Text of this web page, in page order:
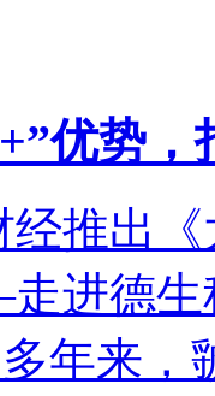
优势
经推出
进德生
年来